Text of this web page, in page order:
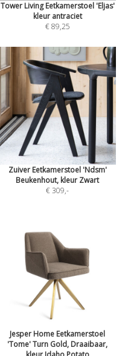
Tower Living Eetkamerstoel 'Eljas'
kleur antraciet
€ 89,25
Zuiver Eetkamerstoel 'Ndsm'
Beukenhout, kleur Zwart
€ 309,-
Jesper Home Eetkamerstoel
'Tome' Turn Gold, Draaibaar,